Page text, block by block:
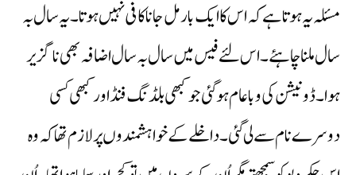
مسئلہ یہ ہوتا ہے کہ اس کا ایک بار مل جانا کافی نہیں ہوتا۔ یہ سال بہ
سال ملنا چاہئے۔ اس لئے فیس میں سال بہ سال اضافہ بھی ناگزیر
ہوا۔ ڈونیشن کی وبا عام ہوگئی جو کبھی بلڈنگ فنڈ اور کبھی کسی
دوسرے نام سے لی گئی۔ داخلے کے خواہشمندوں پر لازم تھا کہ وہ